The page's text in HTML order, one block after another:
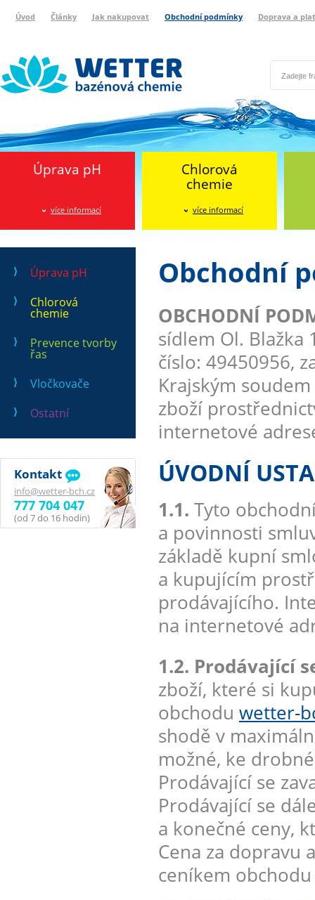
Úvod Články Jak nakupovat Obchodní podmínky Doprava a
Úprava pH
více informací
Chlorová
chemie
více informací
Úprava pH
Chlorová
chemie
Prevence tvorby
řas
Vločkovače
Ostatní
Kontakt
info@wetter-bch.cz
777 704 047
(od 7 do 16 hodin)
Obchodní
OBCHODNÍ
sídlem Ol. Blažka
číslo: 49450956,
Krajským
zboží
internetové
ÚVODNÍ
1.1. Tyto
a povinnosti
základě kupní
a kupujícím
prodávajícího.
na internetové
1.2. Prodávající
zboží, které si
obchodu wetter-
shodě v
možné, ke
Prodávající se
Prodávající se
a konečné ceny,
Cena za dopravu
ceníkem